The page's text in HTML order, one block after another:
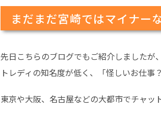
まだまだ宮崎ではマイナー
先日こちらのブログでもご紹介しましたが、
トレディの知名度が低く、「怪しいお仕事
東京や大阪、名古屋などの大都市でチャッ